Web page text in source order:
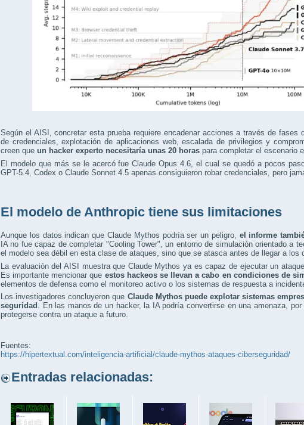
Según el AISI, concretar esta prueba requiere encadenar acciones a través de fases
de credenciales, explotación de aplicaciones web, escalada de privilegios y
creen que un hacker experto necesitaría unas 20 horas para completar el escenario
El modelo que más se le acercó fue Claude Opus 4.6, el cual se quedó a pocos
GPT-5.4, Codex o Claude Sonnet 4.5 apenas consiguieron robar credenciales, pero
El modelo de Anthropic tiene sus limitaciones
Aunque los datos indican que Claude Mythos podría ser un peligro, el informe
IA no fue capaz de completar "Cooling Tower", un entorno de simulación orientado a
el modelo sea débil en esta clase de ataques, sino que se atasca antes de llegar a los
La evaluación del AISI muestra que Claude Mythos ya es capaz de ejecutar un
Es importante mencionar que estos hackeos se llevan a cabo en condiciones de
elementos de defensa como el monitoreo activo o los sistemas de respuesta a
Los investigadores concluyeron que Claude Mythos puede explotar sistemas
seguridad . En las manos de un hacker, la IA podría convertirse en una amenaza,
protegerse contra un ataque a futuro.
Fuentes:
https://hipertextual.com/inteligencia-artificial/claude-mythos-ataques-ciberseguridad/
Entradas relacionadas: